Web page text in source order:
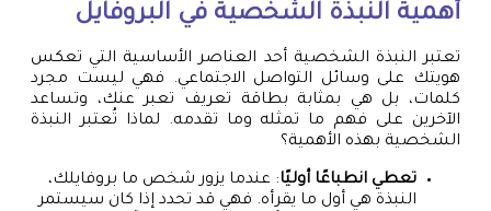
أهمية النبذة الشخصية في البروفايل
تعتبر النبذة الشخصية أحد العناصر الأساسية التي تعكس
هويتك على وسائل التواصل الاجتماعي. فهي ليست مجرد
كلمات، بل هي بمثابة بطاقة تعريف تعبر عنك، وتساعد
الآخرين على فهم ما تمثله وما تقدمه. لماذا تُعتبر النبذة
الشخصية بهذه الأهمية؟
تعطي انطباعًا أوليًا: عندما يزور شخص ما بروفايلك،
النبذة هي أول ما يقرأه. فهي قد تحدد إذا كان سيستمر